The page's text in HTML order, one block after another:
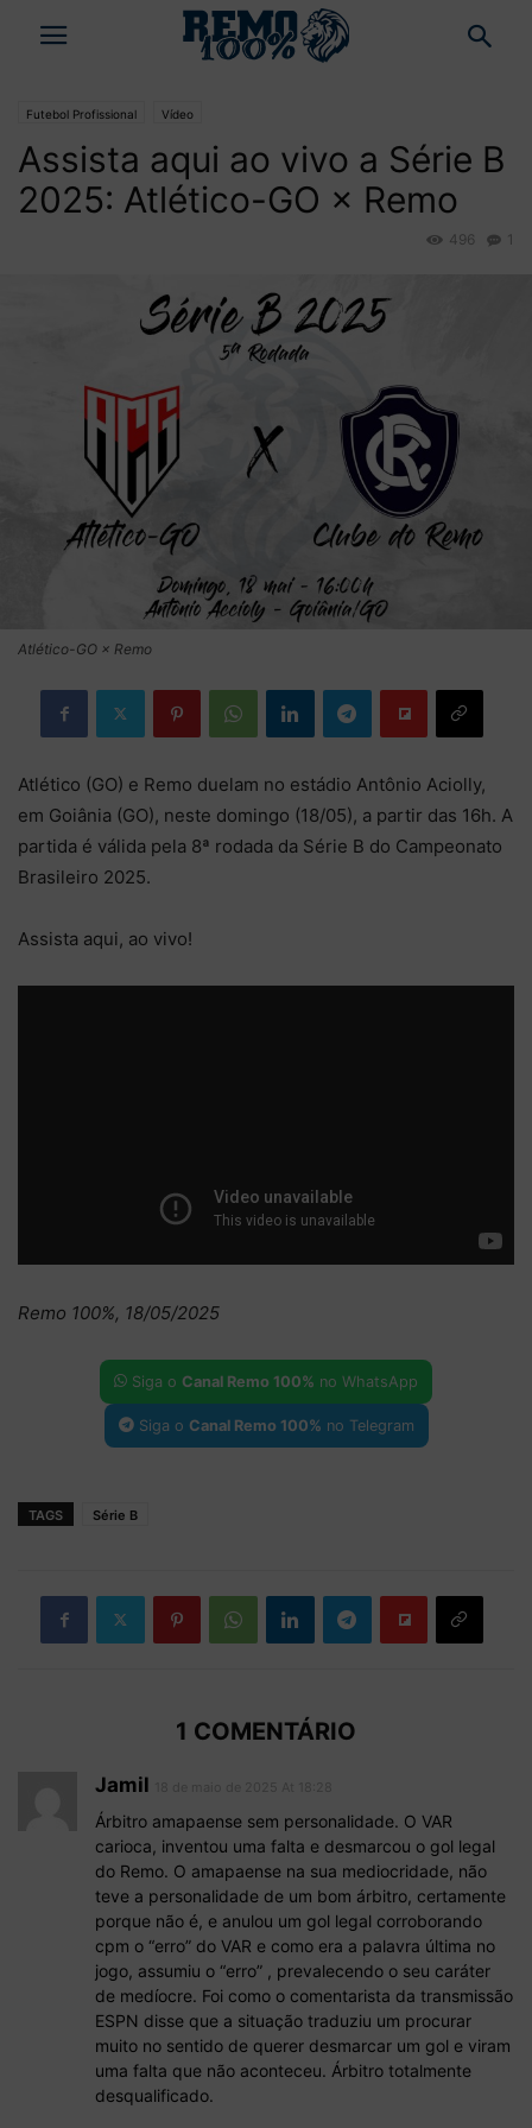
Futebol Profissional Vídeo
Assista aqui ao vivo a Série B
2025: Atlético-GO × Remo
1
496
Atlético-GO × Remo
Atlético (GO) e Remo duelam no estádio Antônio Aciolly,
em Goiânia (GO), neste domingo (18/05), a partir das 16h. A
partida é válida pela 8ª rodada da Série B do Campeonato
Brasileiro 2025.
Assista aqui, ao vivo!
Remo 100%, 18/05/2025
Siga o Canal Remo 100% no WhatsApp
Siga o Canal Remo 100% no Telegram
TAGS Série B
1 COMENTÁRIO
Jamil
Árbitro amapaense sem personalidade. O VAR
carioca, inventou uma falta e desmarcou o gol legal
do Remo. O amapaense na sua mediocridade, não
teve a personalidade de um bom árbitro, certamente
porque não é, e anulou um gol legal corroborando
cpm o “erro” do VAR e como era a palavra última no
jogo, assumiu o “erro” , prevalecendo o seu caráter
de medíocre. Foi como o comentarista da transmissão
ESPN disse que a situação traduziu um procurar
muito no sentido de querer desmarcar um gol e viram
uma falta que não aconteceu. Árbitro totalmente
desqualificado.